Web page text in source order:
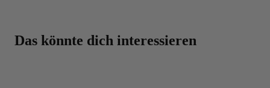
Das könnte dich interessieren
Beste Qualität zum besten Preis – dafür steht BODYLAB